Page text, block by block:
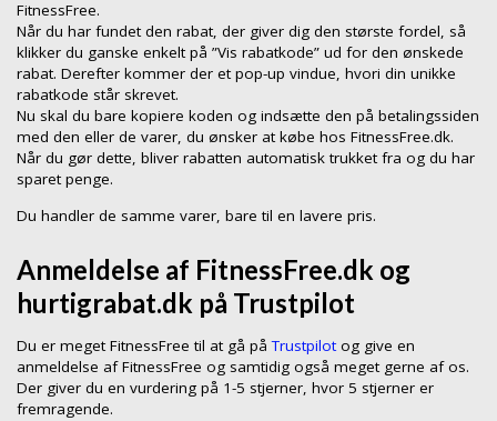
FitnessFree.
Når du har fundet den rabat, der giver dig den største fordel, så
klikker du ganske enkelt på ”Vis rabatkode” ud for den ønskede
rabat. Derefter kommer der et pop-up vindue, hvori din unikke
rabatkode står skrevet.
Nu skal du bare kopiere koden og indsætte den på betalingssiden
med den eller de varer, du ønsker at købe hos FitnessFree.dk.
Når du gør dette, bliver rabatten automatisk trukket fra og du har
sparet penge.
Du handler de samme varer, bare til en lavere pris.
Anmeldelse af FitnessFree.dk og
hurtigrabat.dk på Trustpilot
Du er meget FitnessFree til at gå påTrustpilotog give en
anmeldelse af FitnessFree og samtidig også meget gerne af os.
Der giver du en vurdering på 1-5 stjerner, hvor 5 stjerner er
fremragende.